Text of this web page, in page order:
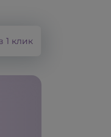
1 клик